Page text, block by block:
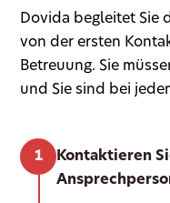
Dovida begleitet Sie
von der ersten
Betreuung. Sie
und Sie sind bei
Kontaktieren